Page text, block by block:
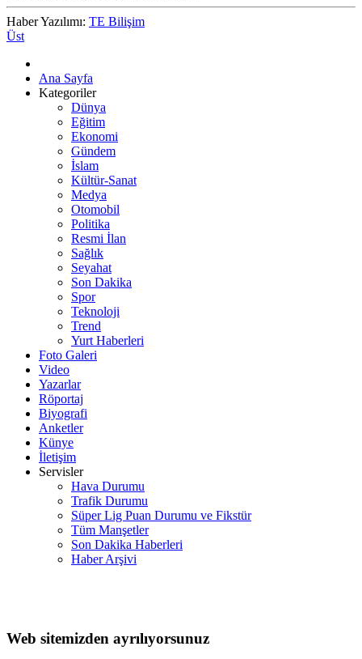
Haber Yazılımı: TE Bilişim
Üst
Ana Sayfa
Kategoriler
Dünya
Eğitim
Ekonomi
Gündem
İslam
Kültür-Sanat
Medya
Otomobil
Politika
Resmi İlan
Sağlık
Seyahat
Son Dakika
Spor
Teknoloji
Trend
Yurt Haberleri
Foto Galeri
Video
Yazarlar
Röportaj
Biyografi
Anketler
Künye
İletişim
Servisler
Hava Durumu
Trafik Durumu
Süper Lig Puan Durumu ve Fikstür
Tüm Manşetler
Son Dakika Haberleri
Haber Arşivi
Web sitemizden ayrılıyorsunuz